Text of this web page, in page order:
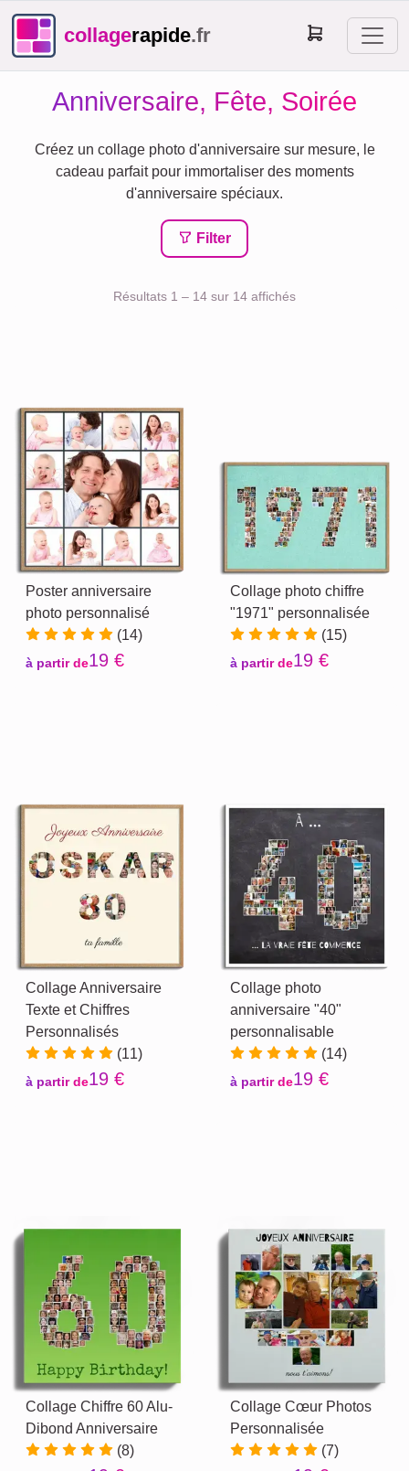
collagerapide.fr
Anniversaire, Fête, Soirée
Créez un collage photo d'anniversaire sur mesure, le
cadeau parfait pour immortaliser des moments
d'anniversaire spéciaux.
Filter
Résultats 1 – 14 sur 14 affichés
Poster anniversaire
photo personnalisé
(14)
à partir de19 €
Collage photo chiffre
"1971" personnalisée
(15)
à partir de19 €
Collage Anniversaire
Texte et Chiffres
Personnalisés
(11)
à partir de19 €
Collage photo
anniversaire "40"
personnalisable
(14)
à partir de19 €
Collage Chiffre 60 Alu-
Dibond Anniversaire
(8)
Collage Cœur Photos
Personnalisée
(7)